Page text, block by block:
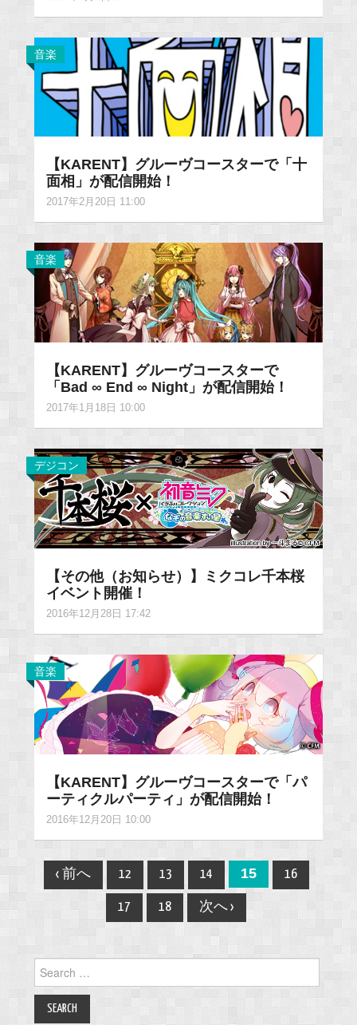
音楽
【KARENT】グルーヴコースターで「十
面相」が配信開始！
2017年2月20日 11:00
音楽
【KARENT】グルーヴコースターで
「Bad ∞ End ∞ Night」が配信開始！
2017年1月18日 10:00
デジコン
【その他（お知らせ）】ミクコレ千本桜
イベント開催！
2016年12月28日 17:42
音楽
【KARENT】グルーヴコースターで「パ
ーティクルパーティ」が配信開始！
2016年12月20日 10:00
Post
navigation
‹ 前へ 12 13 14 15 16
17 18 次へ ›
for: